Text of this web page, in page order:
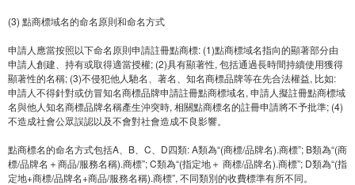
(3) 點商標域名的命名原則和命名方式
申請人應當按照以下命名原則申請註冊點商標: (1)點商標域名指向的顯著部分由
申請人創建、持有或取得適當授權; (2)具有顯著性, 包括通過長時間持續使用獲得
顯著性的名稱; (3)不侵犯他人馳名、著名、知名商標品牌等在先合法權益, 比如:
申請人不得針對或仿冒知名商標品牌申請註冊點商標域名, 申請人擬註冊點商標域
名與他人知名商標品牌名稱產生沖突時, 相關點商標名的註冊申請將不予批準; (4)
不造成社會公眾誤認以及不會對社會造成不良影響。
點商標名的命名方式包括A、B、C、D四類: A類為“(商標/品牌名).商標”; B類為“(商
標/品牌名＋商品/服務名稱).商標”; C類為“(指定地＋ 商標/品牌名).商標”; D類為“(指
定地+商標/品牌名+商品/服務名稱).商標”, 不同類別的收費標準有所不同。